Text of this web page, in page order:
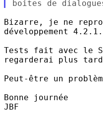
Bizarre, je ne
développement
Tests fait avec le
regarderai plus
Peut-être un
Bonne journée
JBF